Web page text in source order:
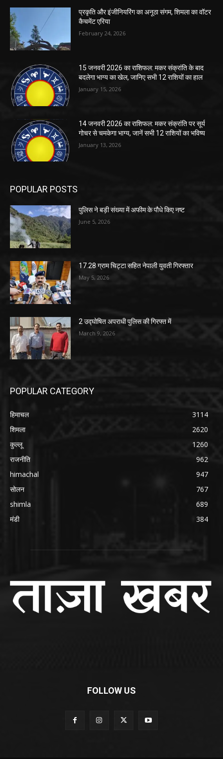
प्रकृति और इंजीनियरिंग का अनूठा संगम, शिमला का वॉटर
कैचमेंट एरिया
February 24, 2026
15 जनवरी 2026 का राशिफल: मकर संक्रांति के बाद
बदलेगा भाग्य का खेल, जानिए सभी 12 राशियों का हाल
January 15, 2026
14 जनवरी 2026 का राशिफल: मकर संक्रांति पर सूर्य
गोचर से चमकेगा भाग्य, जानें सभी 12 राशियों का भविष्य
January 13, 2026
POPULAR POSTS
पुलिस ने बड़ी संख्या में अफीम के पौधे किए नष्ट
June 5, 2026
17.28 ग्राम चिट्टा सहित नेपाली युवती गिरफ्तार
May 5, 2026
2 उद्घोषित अपराधी पुलिस की गिरफ्त में
March 9, 2026
POPULAR CATEGORY
हिमाचल
3114
शिमला
2620
कुल्लू
1260
राजनीति
962
himachal
947
सोलन
767
shimla
689
मंडी
384
FOLLOW US